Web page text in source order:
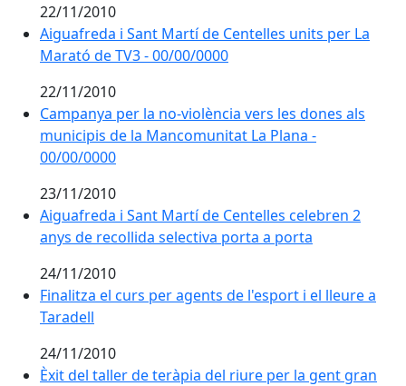
22/11/2010
Aiguafreda i Sant Martí de Centelles units per La
Aiguafreda i Sant Martí de Centelles units per La
Marató de TV3 - 00/00/0000
22/11/2010
Campanya per la no-violència vers les dones als
Campanya per la no-violència vers les dones als
municipis de la Mancomunitat La Plana -
00/00/0000
23/11/2010
Aiguafreda i Sant Martí de Centelles celebren 2
Aiguafreda i Sant Martí de Centelles celebren 2
anys de recollida selectiva porta a porta
24/11/2010
Finalitza el curs per agents de l'esport i el lleure a
Finalitza el curs per agents de l'esport i el lleure a
Taradell
24/11/2010
Èxit del taller de teràpia del riure per la gent gran als
Èxit del taller de teràpia del riure per la gent gran